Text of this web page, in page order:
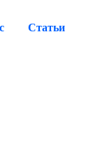
Статьи